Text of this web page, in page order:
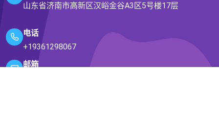
山东省济南市高新区汉峪金谷A3区5号楼17层
电话
+19361298067
邮箱